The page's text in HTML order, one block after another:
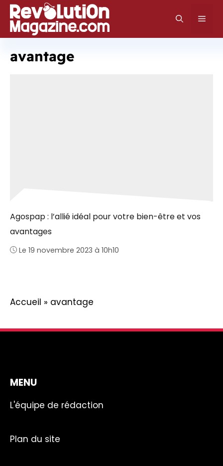
Aller
au
contenu
avantage
Agospap : l’allié idéal pour votre bien-être et vos
avantages
Le 19 novembre 2023 à 10h10
Accueil » avantage
MENU
L'équipe de rédaction
Plan du site